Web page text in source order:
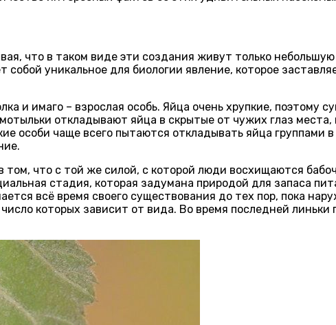
что в таком виде эти создания живут только
уникальное для биологии явление, которое
и имаго – взрослая особь. Яйца очень хрупкие, поэтому
откладывают яйца в скрытые от чужих глаз места,
особи чаще всего пытаются откладывать яйца группами
что с той же силой, с которой люди восхищаются
стадия, которая задумана природой для запаса
всё время своего существования до тех пор, пока
которых зависит от вида. Во время последней линьки